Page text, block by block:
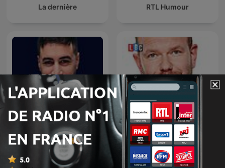
La dernière RTL Humour
La riposte
James O'Brien's Mystery
Hour